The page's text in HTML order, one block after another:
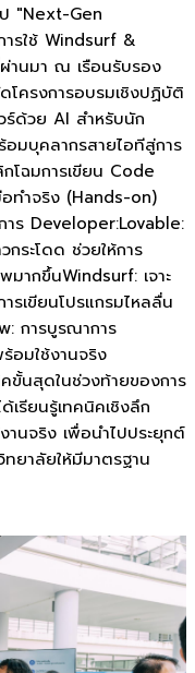
"Next-Gen
รใช้ Windsurf &
านมา ณ เรือนรับรอง
โครงการอบรมเชิงปฏิบัติ
ด้วย AI สำหรับนัก
มบุคลากรสายไอทีสู่การ
ฉมการเขียน Code
ทำจริง (Hands-on)
าร Developer:Lovable:
ระโดด ช่วยให้การ
ากขึ้นWindsurf: เจาะ
เขียนโปรแกรมไหลลื่น
การบูรณาการ
อมใช้งานจริง
นสุดในช่วงท้ายของการ
รียนรู้เทคนิคเชิงลึก
นจริง เพื่อนำไปประยุกต์
ยาลัยให้มีมาตรฐาน